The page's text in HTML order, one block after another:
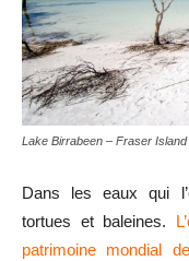
Lake Birrabeen – Fraser Island
Dans les eaux qui
tortues et baleines.
patrimoine mondial